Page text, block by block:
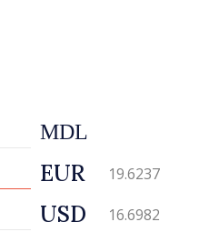
MDL
EUR 19.6237
USD 16.6982